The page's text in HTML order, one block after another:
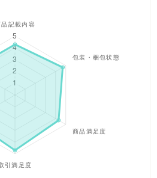
ておりますが、見落としにより汚れ
イズ・性別違いのお品が入ってい
承下さい。
しておりません。
ので中身のご質問にはお答え出来ま
ました場合のみ返品対応いたします
いただく所存でございます。